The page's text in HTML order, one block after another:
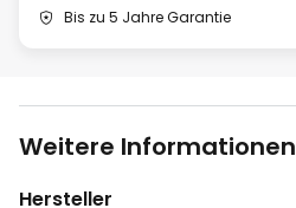
Bis zu 5 Jahre Garantie
Weitere Informationen
Hersteller